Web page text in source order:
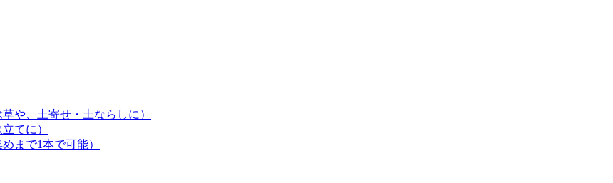
や、土寄せ・土ならしに）
てに）
まで1本で可能）